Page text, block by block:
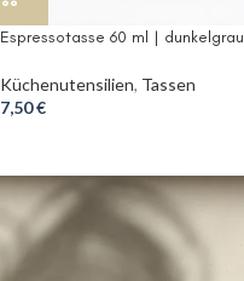
Espressotasse 60 ml | dunkelgrau
Küchenutensilien, Tassen
7,50€